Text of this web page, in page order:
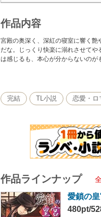
作品内容
宮殿の奥深く、深紅の寝室に響く
だな。じっくり快楽に溺れさせて
は感じるも、本心が分からないの
※この作品は【イラストなし】で
完結 TL小説 恋愛・ロ
作品ラインナップ
愛鎖の
480pt/